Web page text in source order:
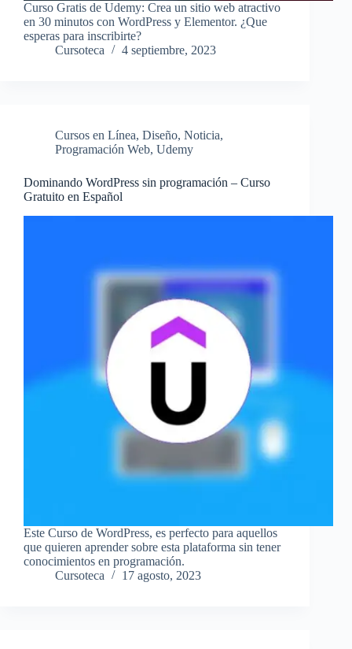
Curso Gratis de Udemy: Crea un sitio web atractivo
en 30 minutos con WordPress y Elementor. ¿Que
esperas para inscribirte?
Cursoteca
4 septiembre, 2023
Cursos en Línea, Diseño, Noticia,
Programación Web, Udemy
Dominando WordPress sin programación – Curso
Gratuito en Español
Este Curso de WordPress, es perfecto para aquellos
que quieren aprender sobre esta plataforma sin tener
conocimientos en programación.
Cursoteca
17 agosto, 2023